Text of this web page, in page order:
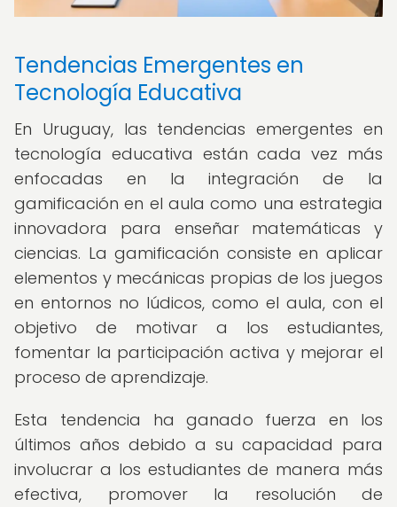
Tendencias Emergentes en
Tecnología Educativa
En Uruguay, las tendencias emergentes en
tecnología educativa están cada vez más
enfocadas en la integración de la
gamificación en el aula como una estrategia
innovadora para enseñar matemáticas y
ciencias. La gamificación consiste en aplicar
elementos y mecánicas propias de los juegos
en entornos no lúdicos, como el aula, con el
objetivo de motivar a los estudiantes,
fomentar la participación activa y mejorar el
proceso de aprendizaje.
Esta tendencia ha ganado fuerza en los
últimos años debido a su capacidad para
involucrar a los estudiantes de manera más
efectiva, promover la resolución de